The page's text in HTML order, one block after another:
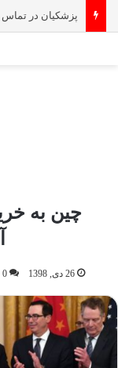
26 دی, 1398 0